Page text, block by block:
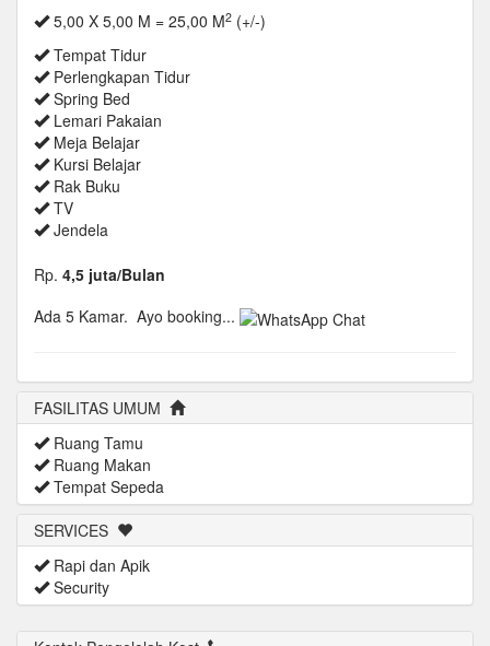
5,00 X 5,00 M = 25,00 M2 (+/-)
Tempat Tidur
Perlengkapan Tidur
Spring Bed
Lemari Pakaian
Meja Belajar
Kursi Belajar
Rak Buku
TV
Jendela
Rp. 4,5 juta/Bulan
Ada 5 Kamar. Ayo booking...
FASILITAS UMUM
Ruang Tamu
Ruang Makan
Tempat Sepeda
SERVICES
Rapi dan Apik
Security